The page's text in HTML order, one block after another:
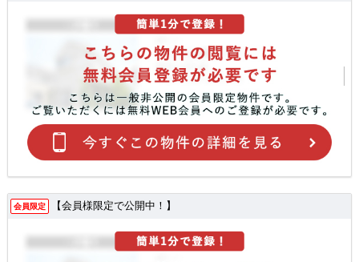
会員限定 【会員様限定で公開中！】